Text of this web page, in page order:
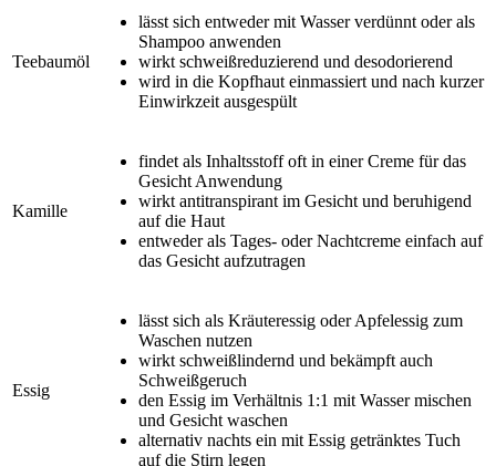
Teebaumöl
lässt sich entweder mit Wasser verdünnt oder als
Shampoo anwenden
wirkt schweißreduzierend und desodorierend
wird in die Kopfhaut einmassiert und nach kurzer
Einwirkzeit ausgespült
Kamille
findet als Inhaltsstoff oft in einer Creme für das
Gesicht Anwendung
wirkt antitranspirant im Gesicht und beruhigend
auf die Haut
entweder als Tages- oder Nachtcreme einfach auf
das Gesicht aufzutragen
Essig
lässt sich als Kräuteressig oder Apfelessig zum
Waschen nutzen
wirkt schweißlindernd und bekämpft auch
Schweißgeruch
den Essig im Verhältnis 1:1 mit Wasser mischen
und Gesicht waschen
alternativ nachts ein mit Essig getränktes Tuch
auf die Stirn legen